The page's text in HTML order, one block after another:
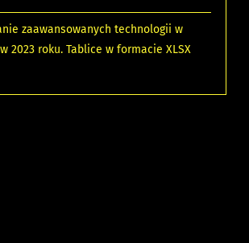
zaawansowanych technologii w
2023 roku. Tablice w formacie XLSX